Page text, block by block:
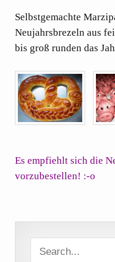
Selbstgemachte
Neujahrsbrezeln aus
bis groß runden das
Es empfiehlt sich die
vorzubestellen! :-o